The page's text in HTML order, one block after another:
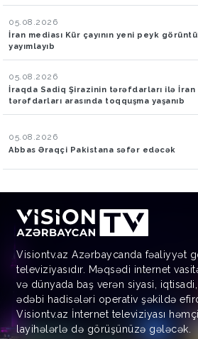
05.08.2026
İran mediası Kür çayının yeni peyk
yayımlayıb
05.08.2026
İraqda Sadiq Şirazinin tərəfdarları ilə İran
tərəfdarları arasında toqquşma yaşanıb
05.08.2026
Abbas Əraqçi Pakistana səfər edəcək
Visiontv.az Azərbaycanda fəaliyyət
televiziyasıdır. Məqsədi internet
və dünyada baş verən siyasi,
ədəbi hadisələri operativ şəkildə
Visiontv.az İnternet televiziyası
layihələrlə də görüşünüzə gələcək.